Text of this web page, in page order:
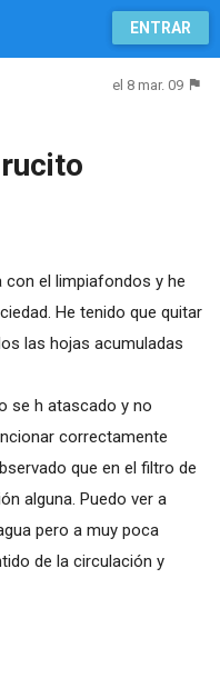
ENTRAR
el 8 mar. 09
con el limpiafondos y he
He tenido que quitar
las hojas acumuladas
se h atascado y no
correctamente
que en el filtro de
alguna. Puedo ver a
pero a muy poca
de la circulación y